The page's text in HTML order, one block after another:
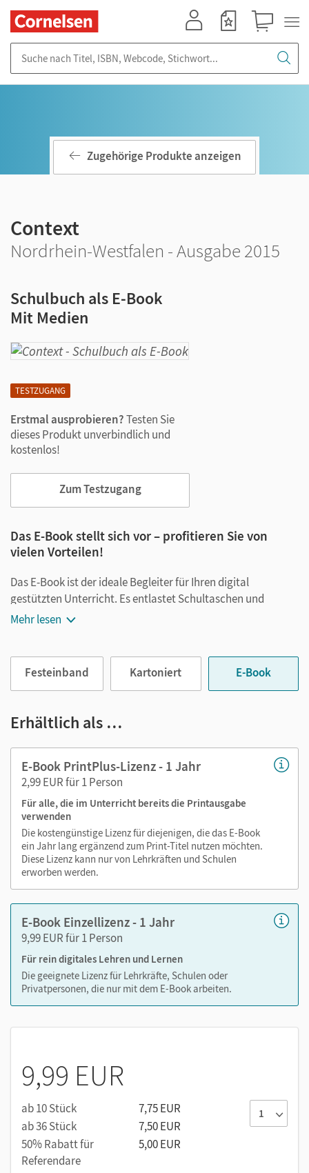
TESTZUGANG
Erstmal ausprobieren?Testen Sie
dieses Produkt unverbindlich und
kostenlos!
Zum Testzugang
Zugehörige Produkte anzeigen
Context
Nordrhein-Westfalen - Ausgabe 2015
Schulbuch als E-Book
Mit Medien
Das E-Book stellt sich vor – profitieren Sie von
vielen Vorteilen!
Das E-Book ist der ideale Begleiter für Ihren digital
gestützten Unterricht. Es entlastet Schultaschen und
Rucksäcke und ist jederzeit unkompliziert verfügbar.
Notizen erstellen
Text ergänzen
im Text suchen
zoomen
Die Medien sind wichtige Bestandteile dieses E-Books. Sie
sind seitengenau platziert, damit Sie und Ihre Schüler/-innen
jederzeit unkompliziert darauf zugreifen können. So
gestalten Sie das Lehren und Lernen zeitsparend und
abwechslungsreich. Kein Medienwechsel! Kein
zeitaufwendiges Suchen!
Medien in diesem E-Book:
Erklärfilme
Audios
PDF-Dateien
Externe Weblinks
Mehr lesen
Festeinband Kartoniert E-Book
Erhältlich als …
E-Book PrintPlus-Lizenz - 1 Jahr
2,99 EUR für 1 Person
Für alle, die im Unterricht bereits die Printausgabe
verwenden
Die kostengünstige Lizenz für diejenigen, die das E-Book
ein Jahr lang ergänzend zum Print-Titel nutzen möchten.
Diese Lizenz kann nur von Lehrkräften und Schulen
erworben werden.
E-Book Einzellizenz - 1 Jahr
9,99 EUR für 1 Person
Für rein digitales Lehren und Lernen
Die geeignete Lizenz für Lehrkräfte, Schulen oder
Privatpersonen, die nur mit dem E-Book arbeiten.
9,99 EUR
ab 10 Stück
7,75 EUR
ab 36 Stück
7,50 EUR
50% Rabatt für
Referendare
5,00 EUR